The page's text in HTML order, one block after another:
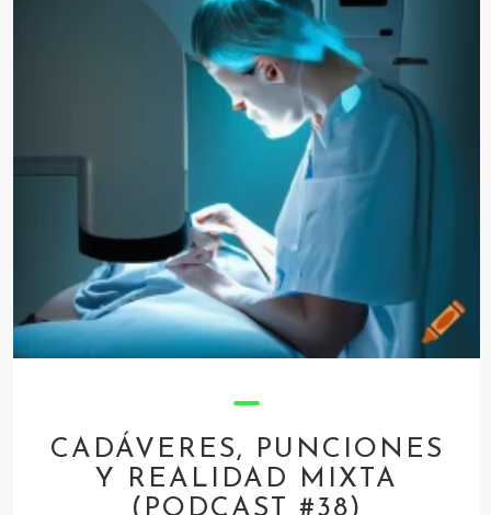
CADÁVERES, PUNCIONES
Y REALIDAD MIXTA
(PODCAST #38)